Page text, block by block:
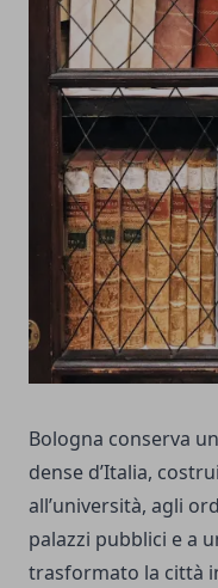
Bologna conserva
dense d’Italia,
all’università, agli
palazzi pubblici e a
trasformato la città